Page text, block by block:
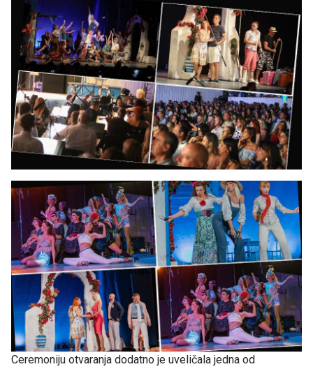
Ceremoniju otvaranja dodatno je uveličala jedna od